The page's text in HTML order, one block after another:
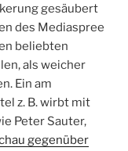
gesäubert
des Mediaspree
beliebten
als weicher
Ein am
z. B. wirbt mit
Peter Sauter,
gegenüber